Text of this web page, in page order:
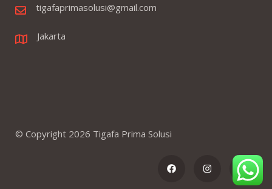
tigafaprimasolusi@gmail.com
Jakarta
© Copyright 2026 Tigafa Prima Solusi